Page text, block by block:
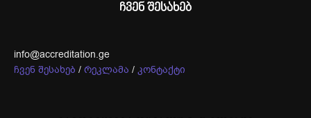
ჩვენ შესახებ
info@accreditation.ge
ჩვენ შესახებ / რეკლამა / კონტაქტი